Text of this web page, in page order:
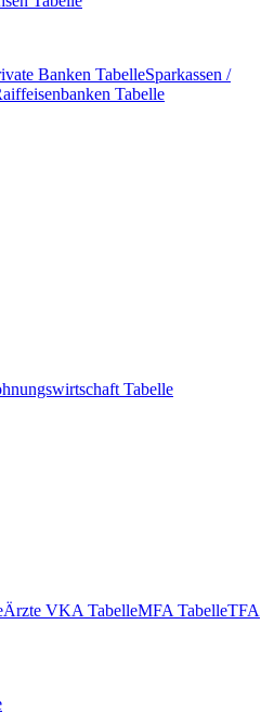
Banken TabelleSparkassen /
Tabelle
Tabelle
Ärzte VKA TabelleMFA TabelleTFA